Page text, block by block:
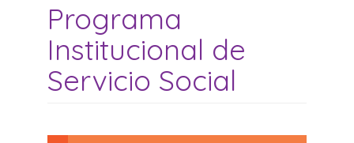
Programa
Institucional de
Servicio Social